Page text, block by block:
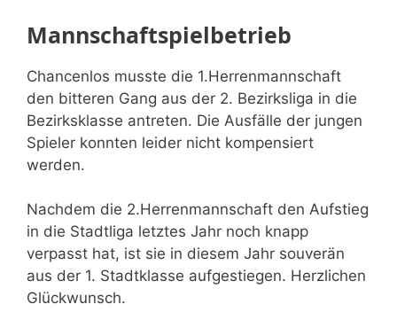
Mannschaftspielbetrieb
Chancenlos musste die 1.Herrenmannschaft
den bitteren Gang aus der 2. Bezirksliga in die
Bezirksklasse antreten. Die Ausfälle der jungen
Spieler konnten leider nicht kompensiert
werden.
Nachdem die 2.Herrenmannschaft den Aufstieg
in die Stadtliga letztes Jahr noch knapp
verpasst hat, ist sie in diesem Jahr souverän
aus der 1. Stadtklasse aufgestiegen. Herzlichen
Glückwunsch.